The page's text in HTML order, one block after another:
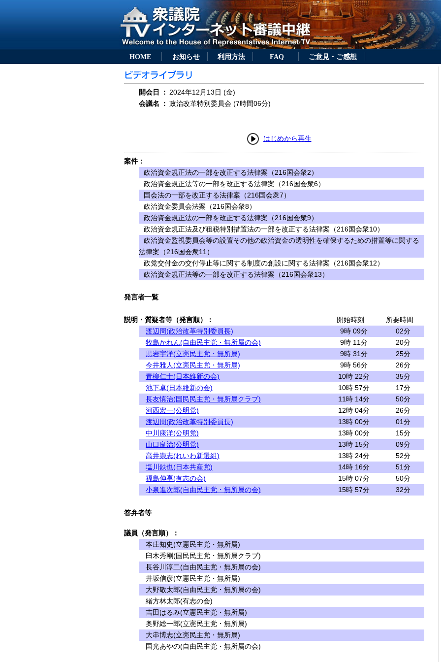
HOME お知らせ 利用方法 FAQ ご意見・ご感想
開会日 ： 2024年12月13日 (金)
会議名
： 政治改革特別委員会 (7時間06分)
はじめから再生
案件：
政治資金規正法の一部を改正する法律案（216国会衆2）
政治資金規正法等の一部を改正する法律案（216国会衆6）
国会法の一部を改正する法律案（216国会衆7）
政治資金委員会法案（216国会衆8）
政治資金規正法の一部を改正する法律案（216国会衆9）
政治資金規正法及び租税特別措置法の一部を改正する法律案（216国会衆10）
政治資金監視委員会等の設置その他の政治資金の透明性を確保するための措置等に関する
法律案（216国会衆11）
政党交付金の交付停止等に関する制度の創設に関する法律案（216国会衆12）
政治資金規正法等の一部を改正する法律案（216国会衆13）
発言者一覧
説明・質疑者等（発言順）： 開始時刻
所要時間
渡辺周(政治改革特別委員長)
9時 09分
02分
牧島かれん(自由民主党・無所属の会)
9時 11分
20分
黒岩宇洋(立憲民主党・無所属)
9時 31分
25分
今井雅人(立憲民主党・無所属)
9時 56分
26分
青柳仁士(日本維新の会)
10時 22分
35分
池下卓(日本維新の会)
10時 57分
17分
長友慎治(国民民主党・無所属クラブ)
11時 14分
50分
河西宏一(公明党)
12時 04分
26分
渡辺周(政治改革特別委員長)
13時 00分
01分
中川康洋(公明党)
13時 00分
15分
山口良治(公明党)
13時 15分
09分
高井崇志(れいわ新選組)
13時 24分
52分
塩川鉄也(日本共産党)
14時 16分
51分
福島伸享(有志の会)
15時 07分
50分
小泉進次郎(自由民主党・無所属の会)
15時 57分 32分
答弁者等
議員（発言順）：
本庄知史(立憲民主党・無所属)
臼木秀剛(国民民主党・無所属クラブ)
長谷川淳二(自由民主党・無所属の会)
井坂信彦(立憲民主党・無所属)
大野敬太郎(自由民主党・無所属の会)
緒方林太郎(有志の会)
吉田はるみ(立憲民主党・無所属)
奥野総一郎(立憲民主党・無所属)
大串博志(立憲民主党・無所属)
国光あやの(自由民主党・無所属の会)